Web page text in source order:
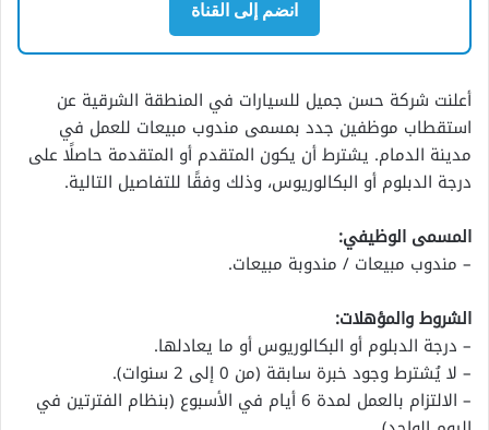
انضم إلى القناة
أعلنت شركة حسن جميل للسيارات في المنطقة الشرقية عن
استقطاب موظفين جدد بمسمى مندوب مبيعات للعمل في
مدينة الدمام. يشترط أن يكون المتقدم أو المتقدمة حاصلًا على
درجة الدبلوم أو البكالوريوس، وذلك وفقًا للتفاصيل التالية.
المسمى الوظيفي:
– مندوب مبيعات / مندوبة مبيعات.
الشروط والمؤهلات:
– درجة الدبلوم أو البكالوريوس أو ما يعادلها.
– لا يُشترط وجود خبرة سابقة (من 0 إلى 2 سنوات).
– الالتزام بالعمل لمدة 6 أيام في الأسبوع (بنظام الفترتين في